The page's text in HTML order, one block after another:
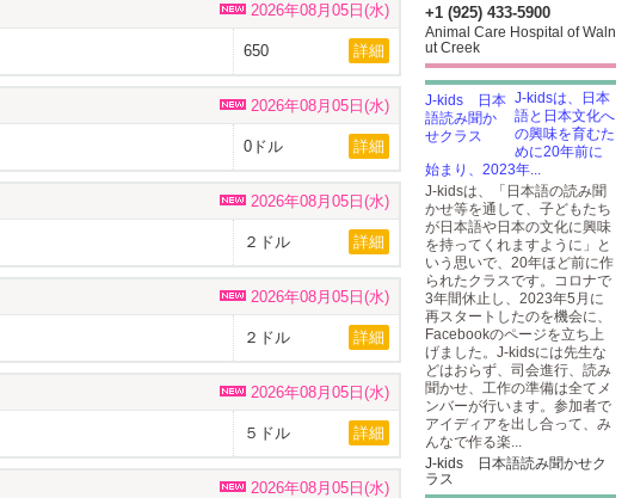
2026年08月05日(水)
650 詳細
2026年08月05日(水)
0ドル 詳細
2026年08月05日(水)
２ドル 詳細
2026年08月05日(水)
２ドル 詳細
2026年08月05日(水)
５ドル 詳細
2026年08月05日(水)
+1 (925) 433-5900
Animal Care Hospital of Waln
ut Creek
J-kidsは、日本
語と日本文化へ
の興味を育むた
めに20年前に
始まり、2023年...
J-kidsは、「日本語の読み聞
かせ等を通して、子どもたち
が日本語や日本の文化に興味
を持ってくれますように」と
いう思いで、20年ほど前に作
られたクラスです。コロナで
3年間休止し、2023年5月に
再スタートしたのを機会に、
Facebookのページを立ち上
げました。J-kidsには先生な
どはおらず、司会進行、読み
聞かせ、工作の準備は全てメ
ンバーが行います。参加者で
アイディアを出し合って、み
んなで作る楽...
J-kids 日本語読み聞かせク
ラス